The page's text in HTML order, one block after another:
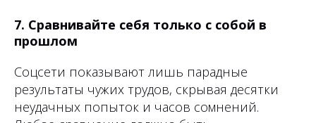
7. Сравнивайте себя только с собой в
прошлом
Соцсети показывают лишь парадные
результаты чужих трудов, скрывая десятки
неудачных попыток и часов сомнений.